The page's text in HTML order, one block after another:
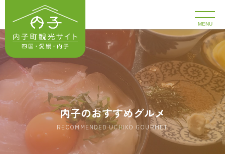
MENU
内子のおすすめグルメ
RECOMMENDED UCHIKO GOURMET